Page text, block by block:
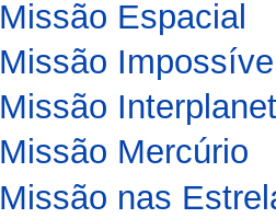
Missão Espacial
Missão
Missão
Missão Mercúrio
Missão nas